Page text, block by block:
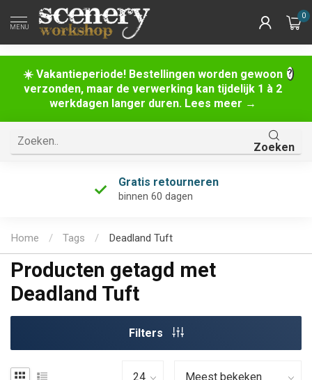
☀️ Vakantieperiode! Bestellingen worden gewoon
verzonden, maar de verwerking kan tijdelijk 1 à 2
werkdagen langer duren. Lees meer →
MENU
0
Zoeken
Gratis retourneren
binnen 60 dagen
Home / Tags / Deadland Tuft
Producten getagd met
Deadland Tuft
Filters